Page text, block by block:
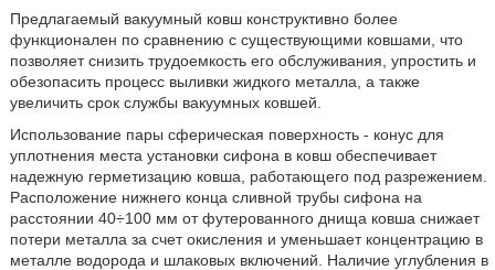
Предлагаемый вакуумный ковш конструктивно более
функционален по сравнению с существующими ковшами, что
позволяет снизить трудоемкость его обслуживания, упростить и
обезопасить процесс выливки жидкого металла, а также
увеличить срок службы вакуумных ковшей.
Использование пары сферическая поверхность - конус для
уплотнения места установки сифона в ковш обеспечивает
надежную герметизацию ковша, работающего под разрежением.
Расположение нижнего конца сливной трубы сифона на
расстоянии 40÷100 мм от футерованного днища ковша снижает
потери металла за счет окисления и уменьшает концентрацию в
металле водорода и шлаковых включений. Наличие углубления в